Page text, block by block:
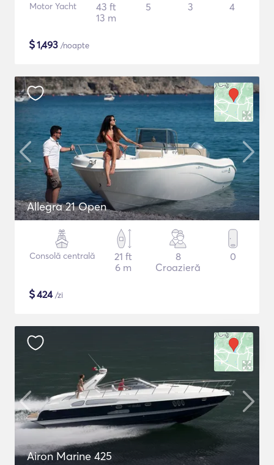
Motor Yacht
43 ft
13 m
5 3 4
$1,493 /noapte
Allegra 21 Open
Consolă centrală
21 ft
6 m
8
Croazieră
0
$424/zi
Airon Marine 425